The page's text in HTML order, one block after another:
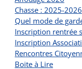
Chasse : 2025-2026
Quel mode de
Inscription rentrée
Inscription
Rencontres
Boite à Lire